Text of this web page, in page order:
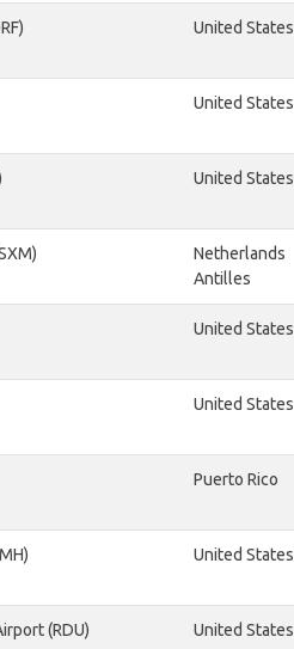
United States
United States
United States
Netherlands
Antilles
United States
United States
Puerto Rico
United States
(RDU) United States